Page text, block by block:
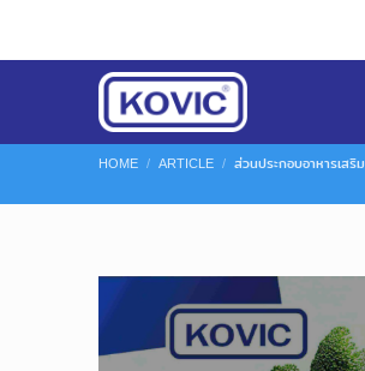
HOME ARTICLE ส่วนประกอบอาหารเสริม